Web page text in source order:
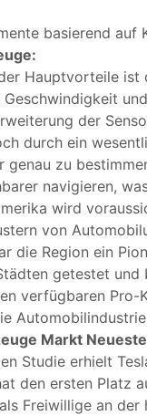
basierend auf
Hauptvorteile ist
der
durch ein
zu
navigieren,
wird
von
die Region ein
getestet
verfügbaren Pro-
Markt
Studie erhielt
den ersten Platz
Freiwillige an